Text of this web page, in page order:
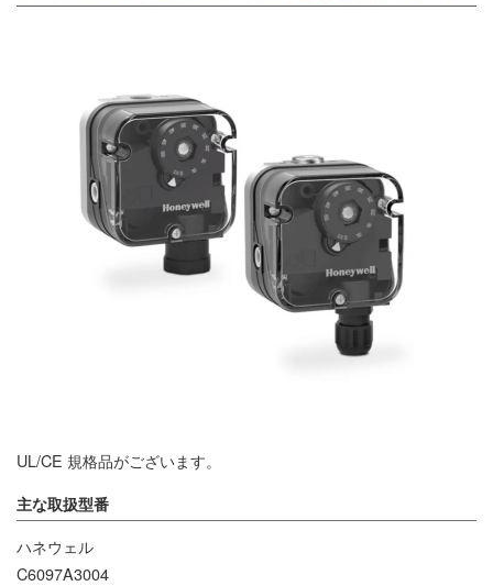
UL/CE 規格品がございます。
主な取扱型番
ハネウェル
C6097A3004